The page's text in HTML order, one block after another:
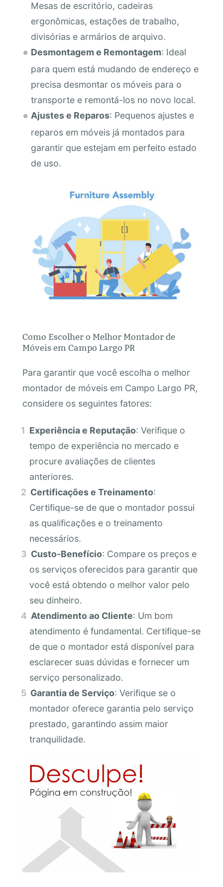
Mesas de escritório, cadeiras
ergonômicas, estações de trabalho,
divisórias e armários de arquivo.
Desmontagem e Remontagem: Ideal
para quem está mudando de endereço e
precisa desmontar os móveis para o
transporte e remontá-los no novo local.
Ajustes e Reparos: Pequenos ajustes e
reparos em móveis já montados para
garantir que estejam em perfeito estado
de uso.
Como Escolher o Melhor Montador de
Móveis em Campo Largo PR
Para garantir que você escolha o melhor
montador de móveis em Campo Largo PR,
considere os seguintes fatores:
Experiência e Reputação: Verifique o
tempo de experiência no mercado e
procure avaliações de clientes
anteriores.
Certificações e Treinamento:
Certifique-se de que o montador possui
as qualificações e o treinamento
necessários.
Custo-Benefício: Compare os preços e
os serviços oferecidos para garantir que
você está obtendo o melhor valor pelo
seu dinheiro.
Atendimento ao Cliente: Um bom
atendimento é fundamental. Certifique-se
de que o montador está disponível para
esclarecer suas dúvidas e fornecer um
serviço personalizado.
Garantia de Serviço: Verifique se o
montador oferece garantia pelo serviço
prestado, garantindo assim maior
tranquilidade.